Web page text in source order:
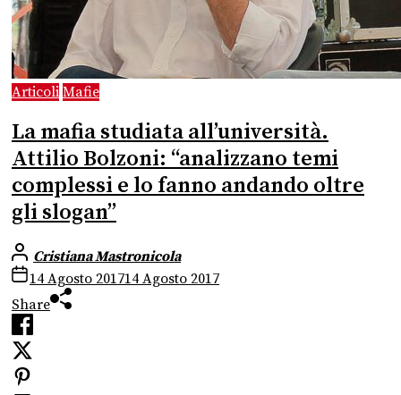
Articoli Mafie
La mafia studiata all’università.
Attilio Bolzoni: “analizzano temi
complessi e lo fanno andando oltre
gli slogan”
Cristiana Mastronicola
14 Agosto 201714 Agosto 2017
Share